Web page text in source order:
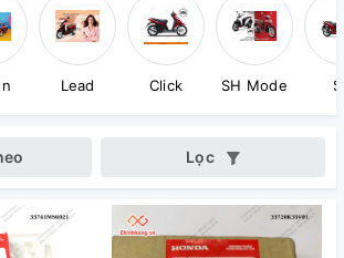
Lead Click SH Mode
Lọc